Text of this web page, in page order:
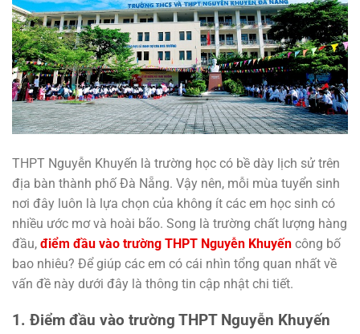
THPT Nguyễn Khuyến là trường học có bề dày lịch sử trên
địa bàn thành phố Đà Nẵng. Vậy nên, mỗi mùa tuyển sinh
nơi đây luôn là lựa chọn của không ít các em học sinh có
nhiều ước mơ và hoài bão. Song là trường chất lượng hàng
đầu, điểm đầu vào trường THPT Nguyễn Khuyến công bố
bao nhiêu? Để giúp các em có cái nhìn tổng quan nhất về
vấn đề này dưới đây là thông tin cập nhật chi tiết.
1. Điểm đầu vào trường THPT Nguyễn Khuyến